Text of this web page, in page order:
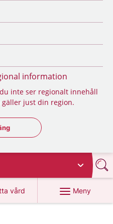
information
inte ser regionalt innehåll
just din region.
regionsväljaren
vård
på 1177.se
Meny